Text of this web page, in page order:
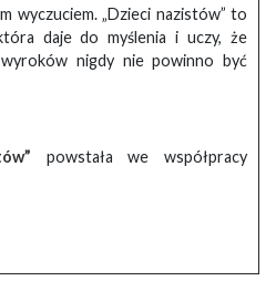
wyczuciem. „Dzieci nazistów” to
daje do myślenia i uczy, że
nigdy nie powinno być
powstała we współpracy